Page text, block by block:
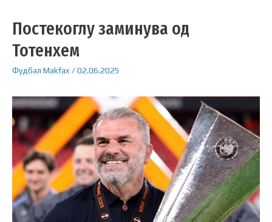
Постекоглу заминува од
Тотенхем
Фудбал Makfax /02.06.2025